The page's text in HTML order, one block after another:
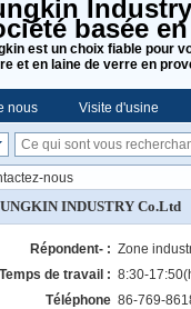
basée
est un choix fiable pour
et en laine de verre en
nous Visite d'usine
nous
INDUSTRY Co.Ltd
Répondent- : Zone
Temps de travail : 8:30-
Téléphone 86-769-